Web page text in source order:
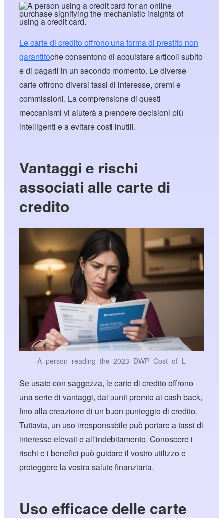
Le carte di credito offrono una forma di prestito non
garantitoche consentono di acquistare articoli subito
e di pagarli in un secondo momento. Le diverse
carte offrono diversi tassi di interesse, premi e
commissioni. La comprensione di questi
meccanismi vi aiuterà a prendere decisioni più
intelligenti e a evitare costi inutili.
Vantaggi e rischi
associati alle carte di
credito
A_person_reading_the_2023_DWP_Cost_of_L
Se usate con saggezza, le carte di credito offrono
una serie di vantaggi, dai punti premio ai cash back,
fino alla creazione di un buon punteggio di credito.
Tuttavia, un uso irresponsabile può portare a tassi di
interesse elevati e all'indebitamento. Conoscere i
rischi e i benefici può guidare il vostro utilizzo e
proteggere la vostra salute finanziaria.
Uso efficace delle carte